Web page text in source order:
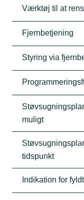
Værktøj til at
Fjernbetjening
Styring via
muligt
tidspunkt
Indikation for